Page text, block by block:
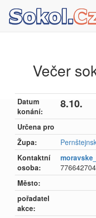
Večer
Datum
konání:
8.10.
Určena pro
Župa:
Kontaktní
osoba:
776642704
Město:
pořadatel
akce: